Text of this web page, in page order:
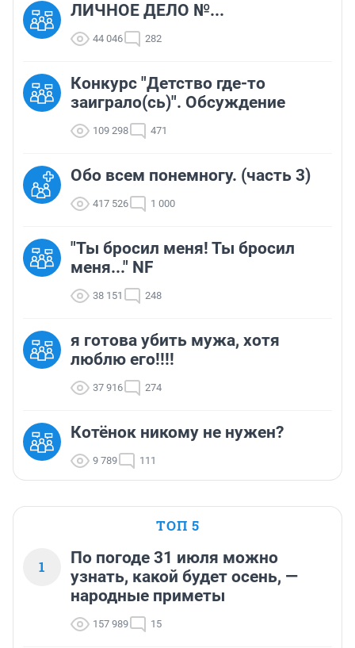
ЛИЧНОЕ ДЕЛО №...
44 046 282
Конкурс "Детство где-то
заиграло(сь)". Обсуждение
109 298 471
Обо всем понемногу. (часть 3)
417 526 1 000
"Ты бросил меня! Ты бросил
меня..." NF
38 151 248
я готова убить мужа, хотя
люблю его!!!!
37 916 274
Котёнок никому не нужен?
9 789 111
ТОП 5
1
По погоде 31 июля можно
узнать, какой будет осень, —
народные приметы
157 989 15